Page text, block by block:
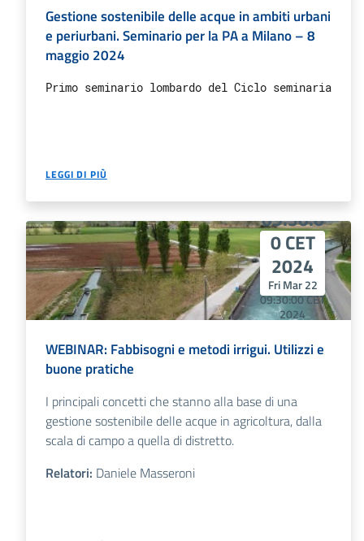
09:45:00
CEST 2024
Gestione sostenibile delle acque in ambiti urbani
e periurbani. Seminario per la PA a Milano – 8
maggio 2024
Primo seminario lombardo del Ciclo seminariale,
LEGGI DI PIÙ
22
09:30:0
0 CET
2024
Fri Mar 22
09:30:00 CET
2024
09:30:00 CET
2024
WEBINAR: Fabbisogni e metodi irrigui. Utilizzi e
buone pratiche
I principali concetti che stanno alla base di una
gestione sostenibile delle acque in agricoltura, dalla
scala di campo a quella di distretto.
Relatori: Daniele Masseroni